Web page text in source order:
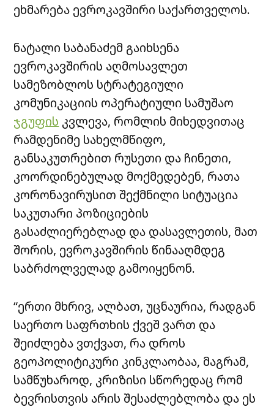
ეხმარება ევროკავშირი საქართველოს.
ნატალი საბანაძემ გაიხსენა
ევროკავშირის აღმოსავლეთ
სამეზობლოს სტრატეგიული
კომუნიკაციის ოპერატიული სამუშაო
ჯგუფის კვლევა, რომლის მიხედვითაც
რამდენიმე სახელმწიფო,
განსაკუთრებით რუსეთი და ჩინეთი,
კოორდინებულად მოქმედებენ, რათა
კორონავირუსით შექმნილი სიტუაცია
საკუთარი პოზიციების
გასაძლიერებლად და დასავლეთის, მათ
შორის, ევროკავშირის წინააღმდეგ
საბრძოლველად გამოიყენონ.
“ერთი მხრივ, ალბათ, უცნაურია, რადგან
საერთო საფრთხის ქვეშ ვართ და
შეიძლება ვთქვათ, რა დროს
გეოპოლიტიკური კინკლაობაა, მაგრამ,
სამწუხაროდ, კრიზისი სწორედაც რომ
ბევრისთვის არის შესაძლებლობა და ეს